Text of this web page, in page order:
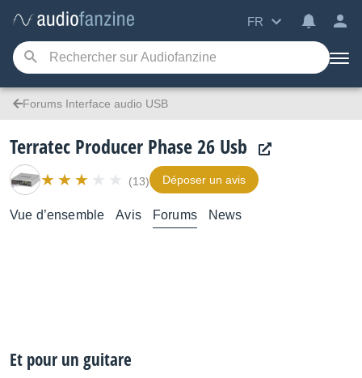
FR
Forums Interface audio USB
Terratec Producer Phase 26 Usb
(13) Déposer un avis
Vue d’ensemble Avis Forums News
Et pour un guitare